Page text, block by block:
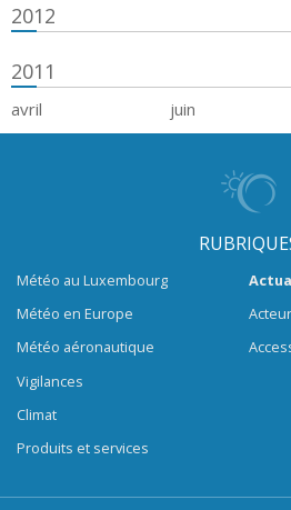
2012
2011
avril juin
Météo au Luxembourg
Météo en Europe
Météo aéronautique
Vigilances
Climat
Produits et services